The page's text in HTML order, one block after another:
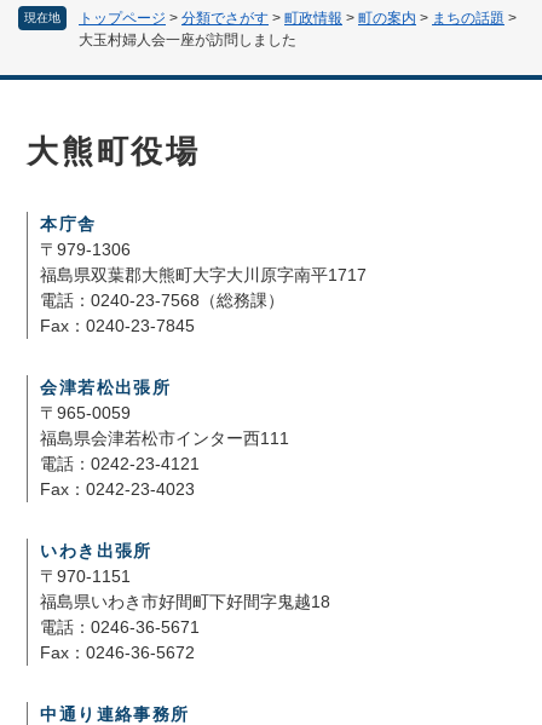
現在地 トップページ > 分類でさがす > 町政情報 > 町の案内 > まちの話題 >
大玉村婦人会一座が訪問しました
大熊町役場
本庁舎
〒979-1306
福島県双葉郡大熊町大字大川原字南平1717
電話：0240-23-7568（総務課）
Fax：0240-23-7845
会津若松出張所
〒965-0059
福島県会津若松市インター西111
電話：0242-23-4121
Fax：0242-23-4023
いわき出張所
〒970-1151
福島県いわき市好間町下好間字鬼越18
電話：0246-36-5671
Fax：0246-36-5672
中通り連絡事務所